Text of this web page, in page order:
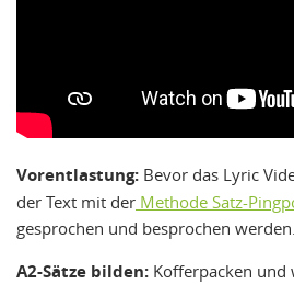
Vorentlastung: Bevor das Lyric
der Text mit der Methode Satz-
gesprochen und besprochen werden.
A2-Sätze bilden: Kofferpacken und